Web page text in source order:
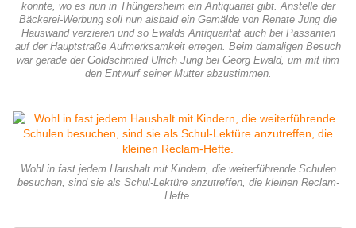
konnte, wo es nun in Thüngersheim ein Antiquariat gibt. Anstelle der
Bäckerei-Werbung soll nun alsbald ein Gemälde von Renate Jung die
Hauswand verzieren und so Ewalds Antiquaritat auch bei Passanten
auf der Hauptstraße Aufmerksamkeit erregen. Beim damaligen Besuch
war gerade der Goldschmied Ulrich Jung bei Georg Ewald, um mit ihm
den Entwurf seiner Mutter abzustimmen.
Wohl in fast jedem Haushalt mit Kindern, die weiterführende Schulen
besuchen, sind sie als Schul-Lektüre anzutreffen, die kleinen Reclam-
Hefte.